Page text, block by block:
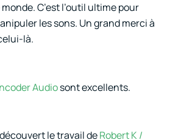
C’est l’outil ultime pour
les sons. Un grand merci à
là.
Audiosont excellents.
le travail deRobert K /